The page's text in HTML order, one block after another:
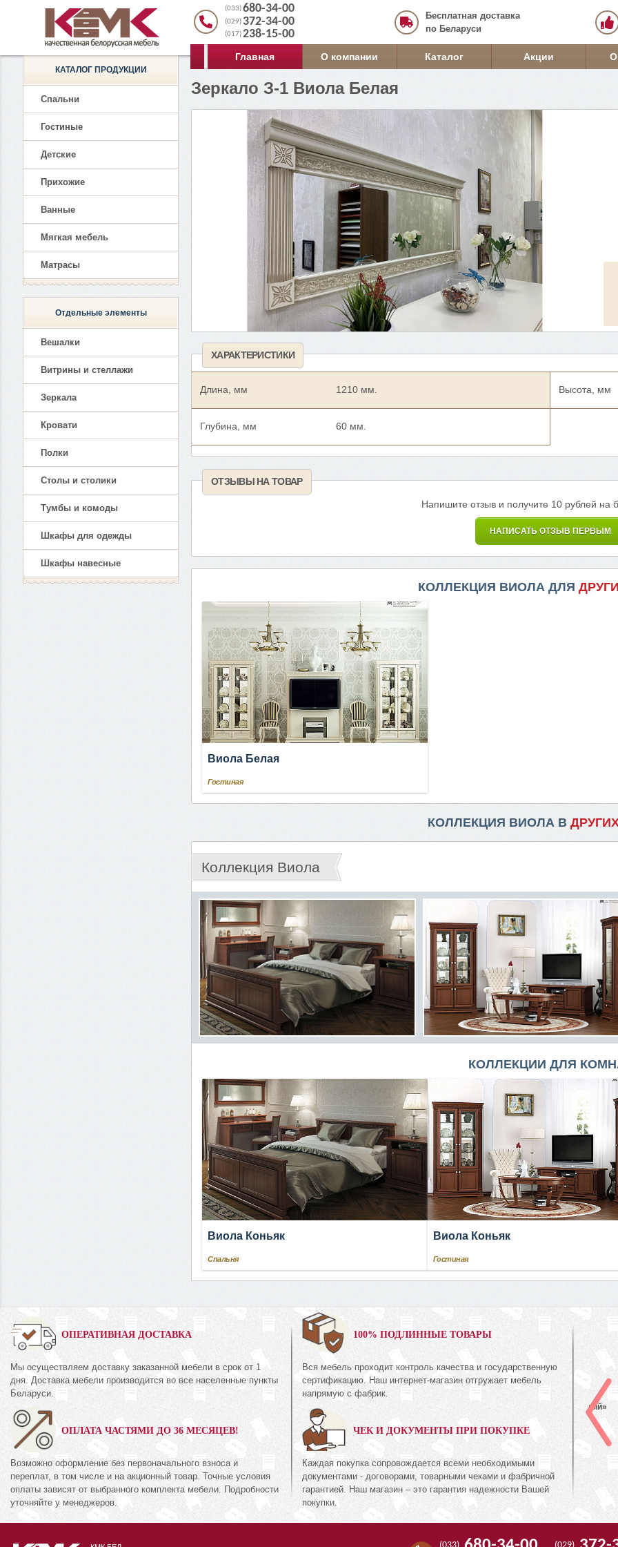
(033)680-34-00
(029) 372-34-00
(017)238-15-00
Бесплатная доставка
по Беларуси
Главная О компании Каталог Акции
Зеркало З-1 Виола Белая
ХАРАКТЕРИСТИКИ
Длина, мм 1210 мм.
Глубина, мм 60 мм.
Высота, мм
ОТЗЫВЫ НА ТОВАР
Напишите отзыв и получите 10 рублей на
НАПИСАТЬ ОТЗЫВ ПЕРВЫМ
КОЛЛЕКЦИЯ ВИОЛА ДЛЯ
Виола Белая
Гостиная
КОЛЛЕКЦИЯ ВИОЛА В
Коллекция Виола
КОЛЛЕКЦИИ ДЛЯ
Виола Коньяк
Спальня
Виола Коньяк
Гостиная
КАТАЛОГ ПРОДУКЦИИ
Спальни
Гостиные
Детские
Прихожие
Ванные
Мягкая мебель
Матрасы
Отдельные элементы
Вешалки
Витрины и стеллажи
Зеркала
Кровати
Полки
Столы и столики
Тумбы и комоды
Шкафы для одежды
Шкафы навесные
ОПЕРАТИВНАЯ ДОСТАВКА
Мы осуществляем доставку заказанной мебели в срок от 1
дня. Доставка мебели производится во все населенные пункты
Беларуси.
ОПЛАТА ЧАСТЯМИ ДО 36 МЕСЯЦЕВ!
Возможно оформление без первоначального взноса и
переплат, в том числе и на акционный товар. Точные условия
оплаты зависят от выбранного комплекта мебели. Подробности
уточняйте у менеджеров.
100% ПОДЛИННЫЕ ТОВАРЫ
Вся мебель проходит контроль качества и государственную
сертификацию. Наш интернет-магазин отгружает мебель
напрямую с фабрик.
ЧЕК И ДОКУМЕНТЫ ПРИ ПОКУПКЕ
Каждая покупка сопровождается всеми необходимыми
документами - договорами, товарными чеками и фабричной
гарантией. Наш магазин – это гарантия надежности Вашей
покупки.
«Амелия Орех
руб. 894
Комод 3Я
КМК 0738.10-02
Коллекция «Эстель Дуб
474
0%
Шкаф с витриной (левый)
Коллекция «Эстель Белый»
511руб.